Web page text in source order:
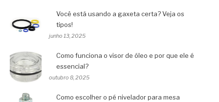
Você está usando a gaxeta certa? Veja os
tipos!
junho 13, 2025
Como funciona o visor de óleo e por que ele é
essencial?
outubro 8, 2025
Como escolher o pé nivelador para mesa